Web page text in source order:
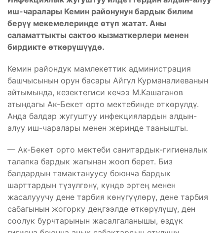
иш-чаралары Кемин районунун бардык билим
берүү мекемелеринде өтүп жатат. Аны
саламаттыкты сактоо кызматкерлери менен
бирдикте өткөрүшүүдө.
Кемин райондук мамлекеттик администрация
башчысынын орун басары Айгүл Курманалиеванын
айтымында, кезектегиси кечээ М.Кашаганов
атындагы Ак-Бекет орто мектебинде өткөрүлдү.
Анда балдар жугуштуу инфекциялардын алдын-
алуу иш-чаралары менен жеринде таанышты.
— Ак-Бекет орто мектеби санитардык-гигиеналык
талапка бардык жагынан жооп берет. Биз
балдардын тамактануусу боюнча бардык
шарттардын түзүлгөнү, күндө эртең менен
жасалууучу дене тарбия көнүгүүлөрү, дене тарбия
сабагынын жогорку деңгээлде өткөрүлүшү, ден
соолук бурчтарынын жасалгаланышы, өздүк